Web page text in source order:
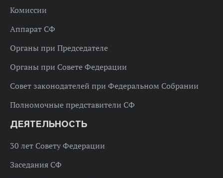
Комиссии
Аппарат СФ
Органы при Председателе
Органы при Совете Федерации
Совет законодателей при Федеральном Собрании
Полномочные представители СФ
ДЕЯТЕЛЬНОСТЬ
30 лет Совету Федерации
Заседания СФ